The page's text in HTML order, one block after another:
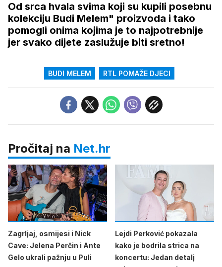
Od srca hvala svima koji su kupili posebnu
kolekciju Budi Melem" proizvoda i tako
pomogli onima kojima je to najpotrebnije
jer svako dijete zaslužuje biti sretno!
BUDI MELEM RTL POMAŽE DJECI
Pročitaj na Net.hr
Zagrljaj, osmijesi i Nick
Cave: Jelena Perčin i Ante
Gelo ukrali pažnju u Puli
Lejdi Perković pokazala
kako je bodrila strica na
koncertu: Jedan detalj